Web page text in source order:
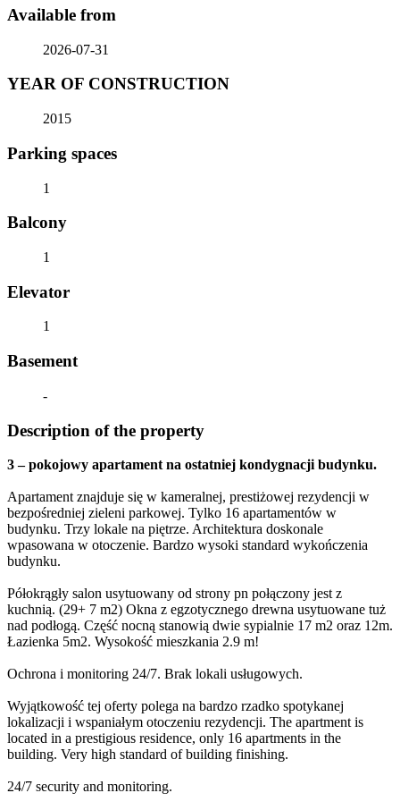
Available from
2026-07-31
YEAR OF CONSTRUCTION
2015
Parking spaces
1
Balcony
1
Elevator
1
Basement
-
Description of the property
3 – pokojowy apartament na ostatniej kondygnacji budynku.
Apartament znajduje się w kameralnej, prestiżowej rezydencji w
bezpośredniej zieleni parkowej. Tylko 16 apartamentów w
budynku. Trzy lokale na piętrze. Architektura doskonale
wpasowana w otoczenie. Bardzo wysoki standard wykończenia
budynku.
Półokrągły salon usytuowany od strony pn połączony jest z
kuchnią. (29+ 7 m2) Okna z egzotycznego drewna usytuowane tuż
nad podłogą. Część nocną stanowią dwie sypialnie 17 m2 oraz 12m.
Łazienka 5m2. Wysokość mieszkania 2.9 m!
Ochrona i monitoring 24/7. Brak lokali usługowych.
Wyjątkowość tej oferty polega na bardzo rzadko spotykanej
lokalizacji i wspaniałym otoczeniu rezydencji. The apartment is
located in a prestigious residence, only 16 apartments in the
building. Very high standard of building finishing.
24/7 security and monitoring.